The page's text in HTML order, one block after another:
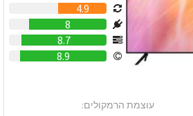
4.9
8
8.7
8.9
עוצמת הרמקולים: